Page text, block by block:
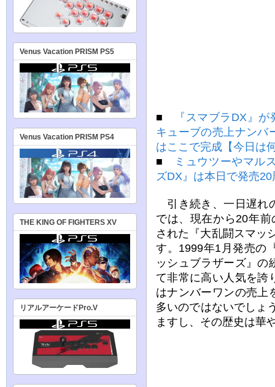
■
『スマブラDX』
キューブの売上ナンバ
はここで完成【今日は
■
ミュウツーやマル
ズDX』は本日で発売
引き続き、一日遅れ
では、現在から20年
された『大乱闘スマッ
す。1999年1月発売の
ッシュブラザーズ』の
て非常に高い人気を誇
はナンバーワンの売上
多いのではないでしょ
ますし、その歴史は華
Venus Vacation PRISM PS5
Venus Vacation PRISM PS4
THE KING OF FIGHTERS XV
リアルアーケードPro.V